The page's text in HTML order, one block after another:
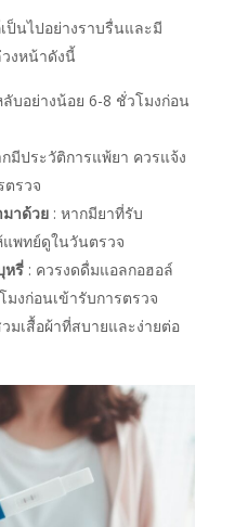
ป็นไปอย่างราบรื่นและมี
งหน้าดังนี้
บอย่างน้อย 6-8 ชั่วโมงก่อน
กมีประวัติการแพ้ยา ควรแจ้ง
ตรวจ
าด้วย : หากมียาที่รับ
พทย์ดูในวันตรวจ
หรี่ : ควรงดดื่มแอลกอฮอล์
งก่อนเข้ารับการตรวจ
มเสื้อผ้าที่สบายและง่ายต่อ